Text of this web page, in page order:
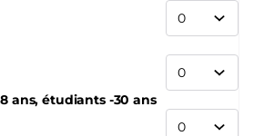
ans, étudiants -30 ans